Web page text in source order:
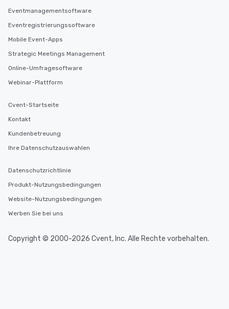
Eventmanagementsoftware
Eventregistrierungssoftware
Mobile Event-Apps
Strategic Meetings Management
Online-Umfragesoftware
Webinar-Plattform
Cvent-Startseite
Kontakt
Kundenbetreuung
Ihre Datenschutzauswahlen
Datenschutzrichtlinie
Produkt-Nutzungsbedingungen
Website-Nutzungsbedingungen
Werben Sie bei uns
Copyright © 2000-2026 Cvent, Inc. Alle Rechte vorbehalten.